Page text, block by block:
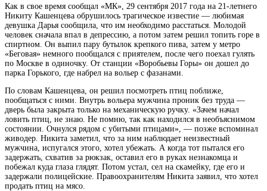
Как в свое время сообщал «МК», 29 сентября 2017 года на 21-летнего
Никиту Кашенцева обрушилось трагическое известие — любимая
девушка Дарья сообщила, что им необходимо расстаться. Молодой
человек сначала впал в депрессию, а потом затем решил топить горе в
спиртном. Он выпил пару бутылок крепкого пива, затем у метро
«Беговая» немного пообщался с приятелем, после чего поехал гулять
по Москве в одиночку. От станции «Воробьевы Горы» он дошел до
парка Горького, где набрел на вольер с фазанами.
По словам Кашенцева, он решил посмотреть птиц поближе,
пообщаться с ними. Внутрь вольера мужчина проник без труда —
дверь была закрыта только на механическую ручку. «Зачем начал
ловить птиц, не знаю. Не помню, так как находился в необъяснимом
состоянии. Очнулся рядом с убитыми птицами», — позже вспоминал
живодер. Никита заметил, что за ним наблюдает неизвестный
мужчина, испугался этого, хотел убежать. А когда тот пытался его
задержать, схватив за рюкзак, оставил его в руках незнакомца и
побежал куда глаза глядят. Потом устал, сел на скамейку, где его и
задержали полицейские. Правоохранителям Никита заявил, что хотел
продать птиц на мясо.